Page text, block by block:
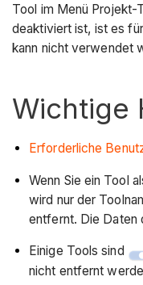
Tool im Menü Projekt-
deaktiviert ist, ist es
kann nicht verwendet
Wichtige
Erforderliche
Wenn Sie ein Tool
wird nur der
entfernt. Die Daten
Einige Tools sind
nicht entfernt